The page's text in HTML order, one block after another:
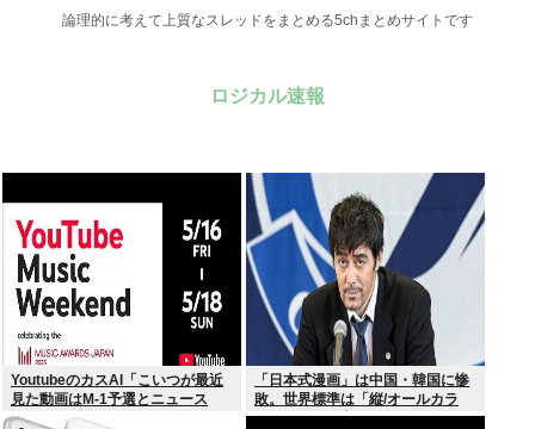
論理的に考えて上質なスレッドをまとめる5chまとめサイトです
ロジカル速報
YoutubeのカスAI「こいつが最近
見た動画はM-1予選とニュース
か…」
「日本式漫画」は中国・韓国に惨
敗。世界標準は「縦/オールカラ
ー」の”ウェブトゥーン”に